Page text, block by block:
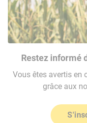
Restez informé
Vous êtes avertis en
grâce aux